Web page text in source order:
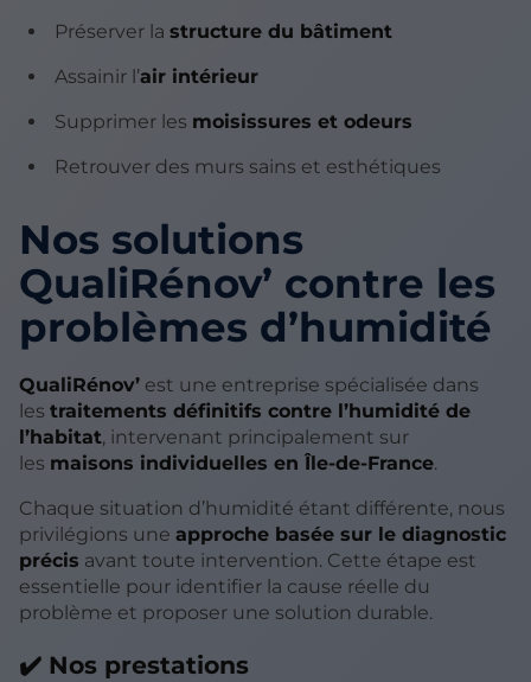
Préserver la structure du bâtiment
Assainir l’air intérieur
Supprimer les moisissures et odeurs
Retrouver des murs sains et esthétiques
Nos solutions
QualiRénov’ contre les
problèmes d’humidité
QualiRénov’ est une entreprise spécialisée dans
les traitements définitifs contre l’humidité de
l’habitat, intervenant principalement sur
les maisons individuelles en Île-de-France.
Chaque situation d’humidité étant différente, nous
privilégions une approche basée sur le diagnostic
précis avant toute intervention. Cette étape est
essentielle pour identifier la cause réelle du
problème et proposer une solution durable.
✔️ Nos prestations